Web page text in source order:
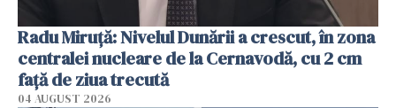
Radu Miruţă: Nivelul Dunării a crescut, în zona
centralei nucleare de la Cernavodă, cu 2 cm
faţă de ziua trecută
04 AUGUST 2026